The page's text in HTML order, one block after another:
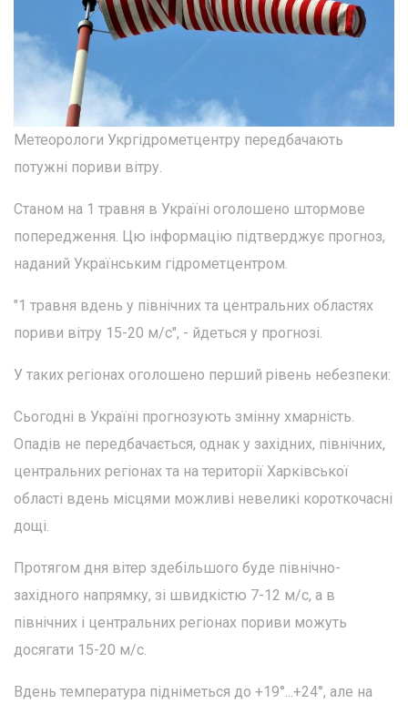
Метеорологи Укргідрометцентру передбачають
потужні пориви вітру.
Станом на 1 травня в Україні оголошено штормове
попередження. Цю інформацію підтверджує прогноз,
наданий Українським гідрометцентром.
"1 травня вдень у північних та центральних областях
пориви вітру 15-20 м/с", - йдеться у прогнозі.
У таких регіонах оголошено перший рівень небезпеки:
Сьогодні в Україні прогнозують змінну хмарність.
Опадів не передбачається, однак у західних, північних,
центральних регіонах та на території Харківської
області вдень місцями можливі невеликі короткочасні
дощі.
Протягом дня вітер здебільшого буде північно-
західного напрямку, зі швидкістю 7-12 м/с, а в
північних і центральних регіонах пориви можуть
досягати 15-20 м/с.
Вдень температура підніметься до +19°...+24°, але на